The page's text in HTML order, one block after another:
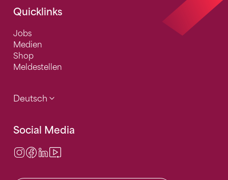
Quicklinks
Jobs
Medien
Shop
Meldestellen
Deutsch
Social Media
Instagram
Facebook
LinkedIn